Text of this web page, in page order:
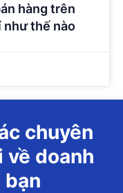
hàng trên
như thế nào
chuyên
về doanh
bạn